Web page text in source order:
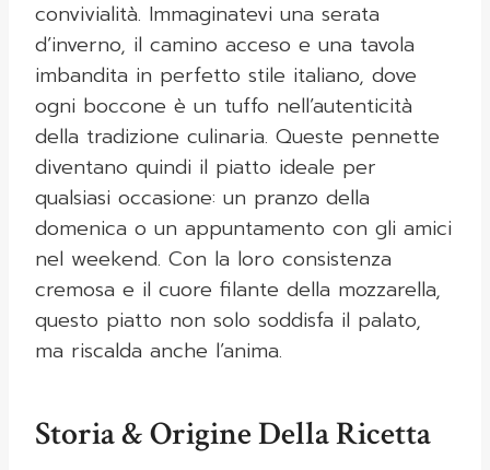
convivialità. Immaginatevi una serata
d’inverno, il camino acceso e una tavola
imbandita in perfetto stile italiano, dove
ogni boccone è un tuffo nell’autenticità
della tradizione culinaria. Queste pennette
diventano quindi il piatto ideale per
qualsiasi occasione: un pranzo della
domenica o un appuntamento con gli amici
nel weekend. Con la loro consistenza
cremosa e il cuore filante della mozzarella,
questo piatto non solo soddisfa il palato,
ma riscalda anche l’anima.
Storia & Origine Della Ricetta